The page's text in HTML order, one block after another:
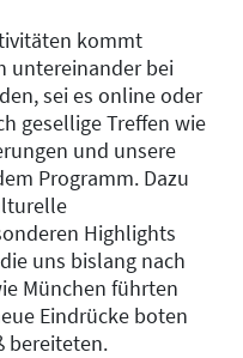
kommt
untereinander bei
sei es online oder
gesellige Treffen wie
und unsere
Programm. Dazu
Highlights
uns bislang nach
München führten
Eindrücke boten
bereiteten.